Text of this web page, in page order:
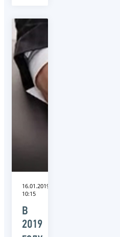
16.01.2019
10:15
В
2019